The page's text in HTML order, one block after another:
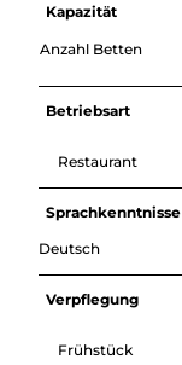
Kapazität
Anzahl Betten
Betriebsart
Restaurant
Sprachkenntnisse
Deutsch
Verpflegung
Frühstück